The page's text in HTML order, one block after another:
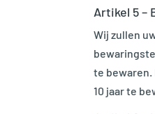
Artikel 5 –
Wij zullen
te bewaren.
10 jaar te